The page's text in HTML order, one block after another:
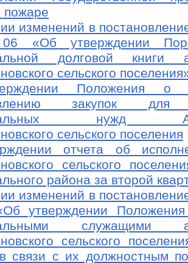
пожаре
изменений в
утверждении
долговой книги
сельского
Положения о
закупок для
нужд
сельского поселения
отчета об
сельского
района за второй
изменений в
утверждении
служащими
сельского
связи с их должностным